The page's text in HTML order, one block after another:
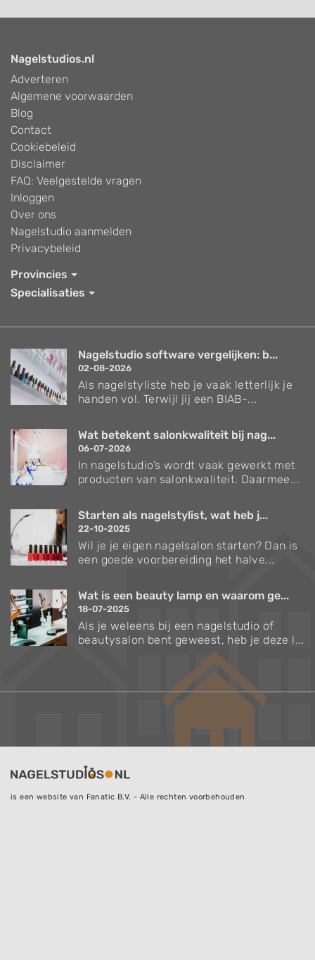
Nagelstudios.nl
Adverteren
Algemene voorwaarden
Blog
Contact
Cookiebeleid
Disclaimer
FAQ: Veelgestelde vragen
Inloggen
Over ons
Nagelstudio aanmelden
Privacybeleid
Provincies
Specialisaties
Nagelstudio software vergelijken: b...
02-08-2026
Als nagelstyliste heb je vaak letterlijk je
handen vol. Terwijl jij een BIAB-...
Wat betekent salonkwaliteit bij nag...
06-07-2026
In nagelstudio’s wordt vaak gewerkt met
producten van salonkwaliteit. Daarmee...
Starten als nagelstylist, wat heb j...
22-10-2025
Wil je je eigen nagelsalon starten? Dan is
een goede voorbereiding het halve...
Wat is een beauty lamp en waarom ge...
18-07-2025
Als je weleens bij een nagelstudio of
beautysalon bent geweest, heb je deze l...
is een website van Fanatic B.V. - Alle rechten voorbehouden